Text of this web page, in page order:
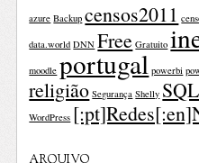
azure Backup censos2011
data.world DNN Free Gratuito
moodle portugal powerbi
religião Segurança Shelly SQL
WordPress